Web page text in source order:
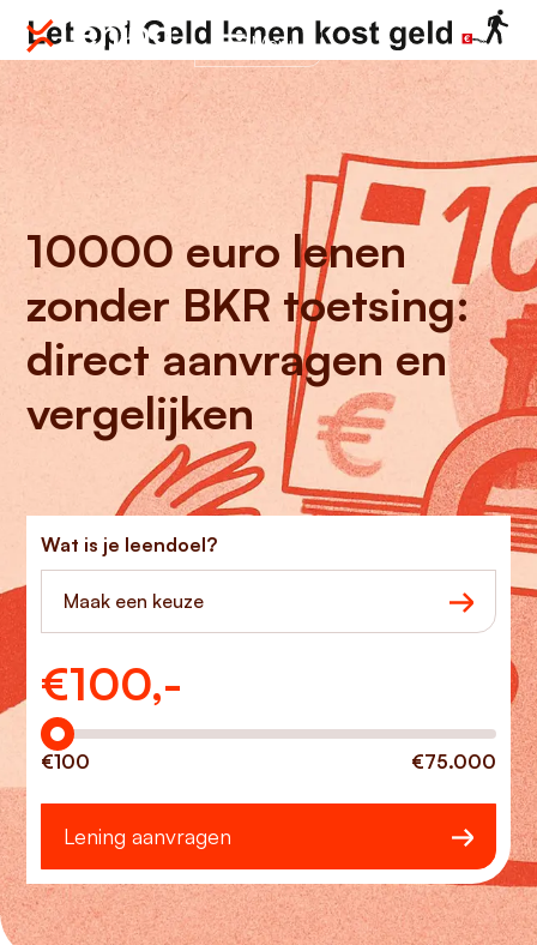
Menu
10000 euro lenen
zonder BKR toetsing:
direct aanvragen en
vergelijken
Wat is je leendoel?
Maak een keuze
€100,-
Hoeveel wilt u lenen?
€100 €75.000
Lening aanvragen